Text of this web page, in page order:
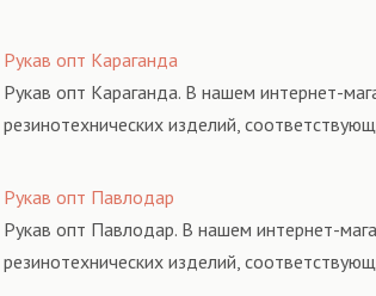
Рукав опт Караганда
Рукав опт Караганда. В нашем интернет-
резинотехнических изделий,
Рукав опт Павлодар
Рукав опт Павлодар. В нашем интернет-
резинотехнических изделий,